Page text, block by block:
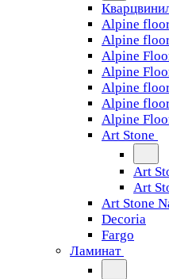
Alpine
Alpine
Alpine
Alpine
Alpine
Alpine
Alpine
Art Stone
Art
Art
Art Stone
Decoria
Fargo
Ламинат